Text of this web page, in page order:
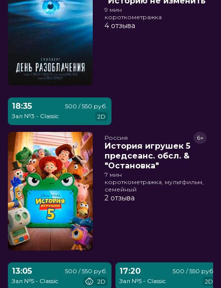
9 мин
короткометражка
4 отзыва
18:35
Зал №3 - Classic
500 / 550 руб.
2D
Россия
История игрушек 5
предсеанс. обсл. &
"Остановка"
6+
7 мин
короткометражка, мультфильм,
семейный
2 отзыва
13:05
Зал №5 - Classic
500 / 550 руб.
2D
17:20
Зал №5 - Classic
500 / 550 руб.
2D